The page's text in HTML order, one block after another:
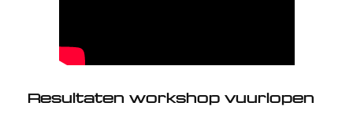
Resultaten workshop vuurlopen